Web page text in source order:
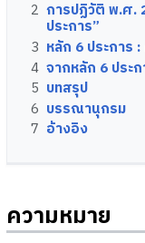
2 การปฏิวัติ พ.ศ.
ประการ”
3 หลัก 6 ประการ :
4 จากหลัก 6 ปร
5 บทสรุป
6 บรรณานุกรม
7 อ้างอิง
ความหมาย